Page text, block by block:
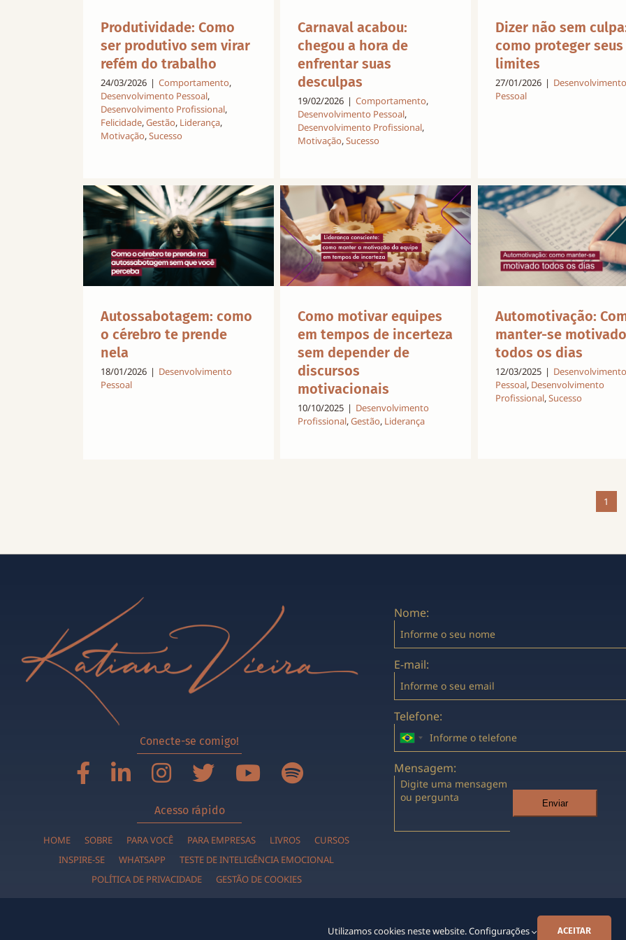
Produtividade: Como
ser produtivo sem virar
refém do trabalho
24/03/2026 | Comportamento,
Desenvolvimento Pessoal,
Desenvolvimento Profissional,
Felicidade,Gestão, Liderança,
Motivação,Sucesso
Carnaval acabou:
chegou a hora de
enfrentar suas
desculpas
19/02/2026 | Comportamento,
Desenvolvimento Pessoal,
Desenvolvimento Profissional,
Motivação,Sucesso
Dizer não sem
como proteger seus
limites
27/01/2026 | Desenvolvimento
Pessoal
Autossabotagem: como
o cérebro te prende
nela
18/01/2026 | Desenvolvimento
Pessoal
Como motivar equipes
em tempos de incerteza
sem depender de
discursos
motivacionais
10/10/2025 | Desenvolvimento
Profissional,Gestão, Liderança
Automotivação:
manter-se motivado
todos os dias
12/03/2025 | Desenvolvimento
Pessoal, Desenvolvimento
Profissional,Sucesso
1
Conecte-se comigo!
Acesso rápido
HOME SOBRE PARA VOCÊ PARA EMPRESAS LIVROS
CURSOS
INSPIRE-SE
WHATSAPP
TESTE DE INTELIGÊNCIA EMOCIONAL
POLÍTICA DE PRIVACIDADE
GESTÃO DE COOKIES
Nome:
E-mail:
Telefone:
Mensagem:
Enviar
Utilizamos cookies neste website.Configurações ACEITAR